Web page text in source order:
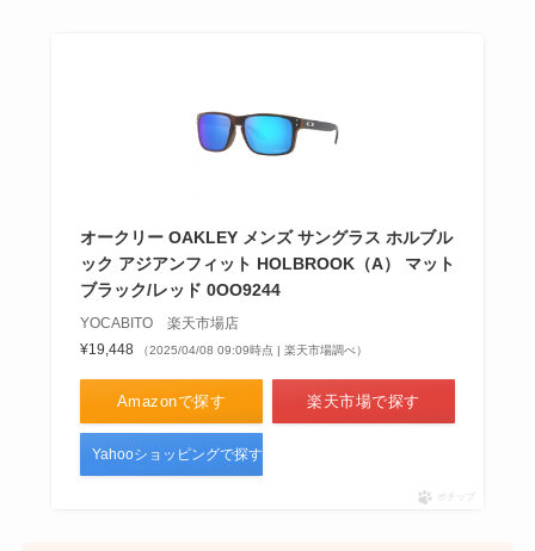
オークリー OAKLEY メンズ サングラス ホルブル
ック アジアンフィット HOLBROOK（A） マット
ブラック/レッド 0OO9244
YOCABITO 楽天市場店
¥19,448
（2025/04/08 09:09時点 | 楽天市場調べ）
Amazonで探す 楽天市場で探す
Yahooショッピングで探す
ポチップ